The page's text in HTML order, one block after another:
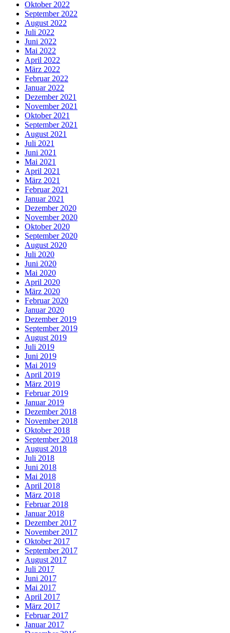
Oktober 2022
September 2022
August 2022
Juli 2022
Juni 2022
Mai 2022
April 2022
März 2022
Februar 2022
Januar 2022
Dezember 2021
November 2021
Oktober 2021
September 2021
August 2021
Juli 2021
Juni 2021
Mai 2021
April 2021
März 2021
Februar 2021
Januar 2021
Dezember 2020
November 2020
Oktober 2020
September 2020
August 2020
Juli 2020
Juni 2020
Mai 2020
April 2020
März 2020
Februar 2020
Januar 2020
Dezember 2019
September 2019
August 2019
Juli 2019
Juni 2019
Mai 2019
April 2019
März 2019
Februar 2019
Januar 2019
Dezember 2018
November 2018
Oktober 2018
September 2018
August 2018
Juli 2018
Juni 2018
Mai 2018
April 2018
März 2018
Februar 2018
Januar 2018
Dezember 2017
November 2017
Oktober 2017
September 2017
August 2017
Juli 2017
Juni 2017
Mai 2017
April 2017
März 2017
Februar 2017
Januar 2017